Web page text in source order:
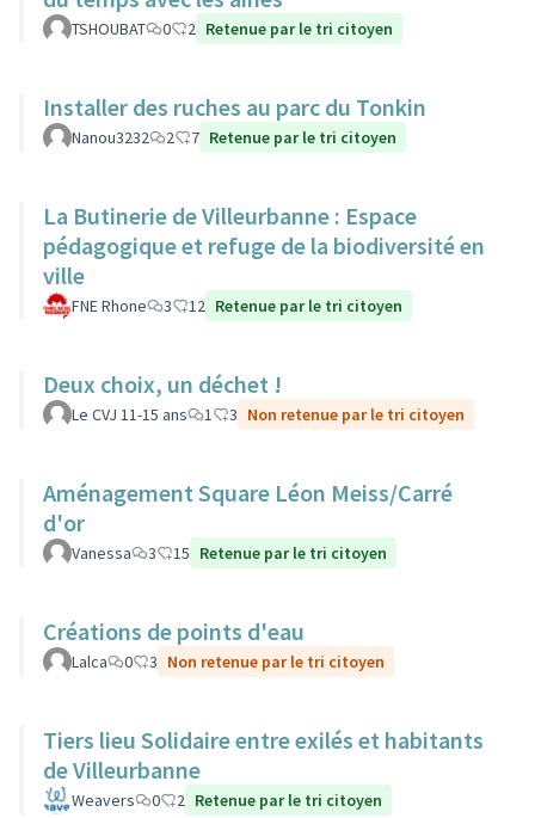
TSHOUBAT 0 2 Retenue par le tri citoyen
Installer des ruches au parc du Tonkin
Nanou3232 2 7 Retenue par le tri citoyen
La Butinerie de Villeurbanne : Espace
pédagogique et refuge de la biodiversité en
ville
FNE Rhone 3 12 Retenue par le tri citoyen
Deux choix, un déchet !
Le CVJ 11-15 ans 1 3 Non retenue par le tri citoyen
Aménagement Square Léon Meiss/Carré
d'or
Vanessa 3 15 Retenue par le tri citoyen
Créations de points d'eau
Lalca 0 3 Non retenue par le tri citoyen
Tiers lieu Solidaire entre exilés et habitants
de Villeurbanne
Weavers 0 2 Retenue par le tri citoyen